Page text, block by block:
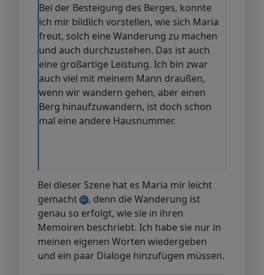
Bei der Besteigung des Berges, konnte
ich mir bildlich vorstellen, wie sich Maria
freut, solch eine Wanderung zu machen
und auch durchzustehen. Das ist auch
eine großartige Leistung. Ich bin zwar
auch viel mit meinem Mann draußen,
wenn wir wandern gehen, aber einen
Berg hinaufzuwandern, ist doch schon
mal eine andere Hausnummer.
Bei dieser Szene hat es Maria mir leicht
gemacht
, denn die Wanderung ist
genau so erfolgt, wie sie in ihren
Memoiren beschriebt. Ich habe sie nur in
meinen eigenen Worten wiedergeben
und ein paar Dialoge hinzufügen müssen.